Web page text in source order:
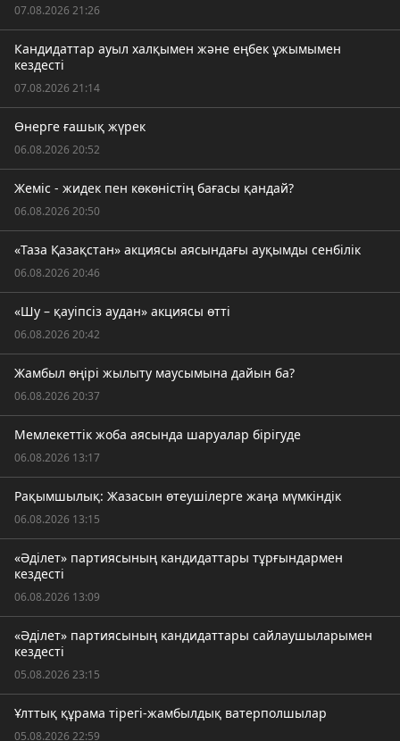
07.08.2026 21:26
Кандидаттар ауыл халқымен және еңбек ұжымымен
кездесті
07.08.2026 21:14
Өнерге ғашық жүрек
06.08.2026 20:52
Жеміс - жидек пен көкөністің бағасы қандай?
06.08.2026 20:50
«Таза Қазақстан» акциясы аясындағы ауқымды сенбілік
06.08.2026 20:46
«Шу – қауіпсіз аудан» акциясы өтті
06.08.2026 20:42
Жамбыл өңірі жылыту маусымына дайын ба?
06.08.2026 20:37
Мемлекеттік жоба аясында шаруалар бірігуде
06.08.2026 13:17
Рақымшылық: Жазасын өтеушілерге жаңа мүмкіндік
06.08.2026 13:15
«Әділет» партиясының кандидаттары тұрғындармен
кездесті
06.08.2026 13:09
«Әділет» партиясының кандидаттары сайлаушыларымен
кездесті
05.08.2026 23:15
Ұлттық құрама тірегі-жамбылдық ватерполшылар
05.08.2026 22:59